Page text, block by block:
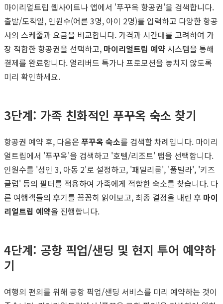
마이리얼트립 웹사이트나 앱에서 '푸꾸옥 항공권'을 검색합니다.
출발/도착일, 인원수(어른 3명, 아이 2명)를 입력하고 다양한 항공
사의 스케줄과 요금을 비교합니다. 가격과 시간대를 고려하여 가
장 적합한 항공권을 선택하고, 마이리얼트립 예약 시스템을 통해
결제를 완료합니다. 얼리버드 특가나 프로모션을 놓치지 않도록
미리 확인하세요.
3단계: 가족 친화적인 푸꾸옥 숙소 찾기
항공권 예약 후, 다음은 푸꾸옥 숙소를 검색할 차례입니다. 마이리
얼트립에서 '푸꾸옥'을 검색하고 '호텔/리조트' 탭을 선택합니다.
인원수를 '성인 3, 아동 2'로 설정하고, '패밀리룸', '풀빌라', '키즈
클럽' 등의 필터를 적용하여 가족에게 적합한 숙소를 찾습니다. 다
른 여행객들의 후기를 꼼꼼히 읽어보고, 최종 결정을 내린 후 마이
리얼트립 예약을 진행합니다.
4단계: 공항 픽업/샌딩 및 현지 투어 예약하
기
여행의 편의를 위해 공항 픽업/샌딩 서비스를 미리 예약하는 것이